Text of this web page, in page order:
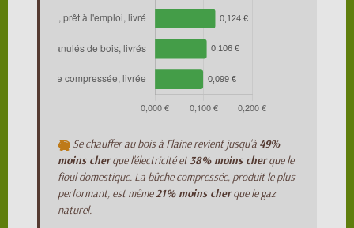
Se chauffer au bois à Flaine revient jusqu'à 49%
moins cherque l'électricité et38% moins cherque le
fioul domestique. La bûche compressée, produit le plus
performant, est même21% moins cherque le gaz
naturel.